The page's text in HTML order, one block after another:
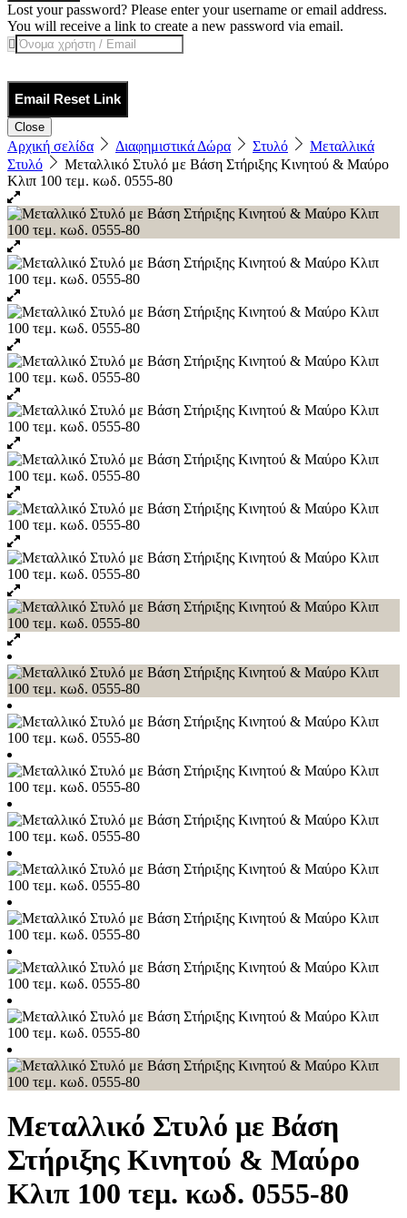
Lost your password? Please enter your username or email address.
You will receive a link to create a new password via email.
Email Reset Link
Close
Αρχική σελίδα Διαφημιστικά Δώρα Στυλό
Μεταλλικά
Στυλό
Μεταλλικό Στυλό με Βάση Στήριξης Κινητού & Μαύρο
Κλιπ 100 τεμ. κωδ. 0555-80
Μεταλλικό Στυλό με Βάση
Στήριξης Κινητού & Μαύρο
Κλιπ 100 τεμ. κωδ. 0555-80